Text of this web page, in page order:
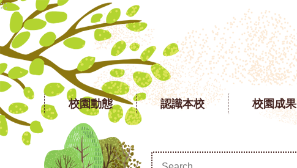
跳到主要內容區塊
:::
校園動態 認識本校 校園成果